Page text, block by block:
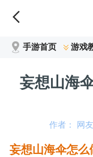
手游首页 游戏
妄想山海
作者： 网
妄想山海伞怎么